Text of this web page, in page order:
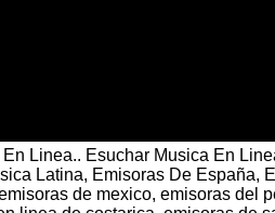
Linea.. Esuchar Musica En
Latina, Emisoras De España,
de mexico, emisoras del